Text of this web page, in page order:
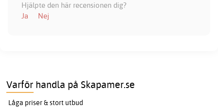
Hjälpte den här recensionen dig?
Ja
Nej
Varför handla på Skapamer.se
Låga priser & stort utbud